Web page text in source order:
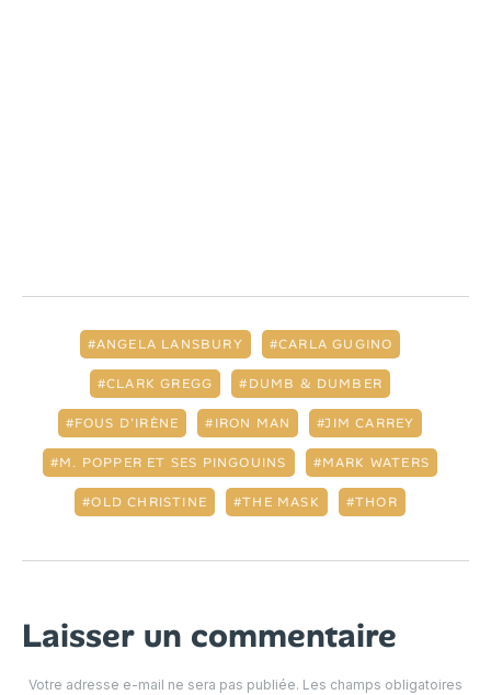
ANGELA LANSBURY CARLA GUGINO
CLARK GREGG DUMB & DUMBER
FOUS D’IRÈNE IRON MAN JIM CARREY
M. POPPER ET SES PINGOUINS MARK WATERS
OLD CHRISTINE THE MASK THOR
Laisser un commentaire
Votre adresse e-mail ne sera pas publiée. Les champs obligatoires